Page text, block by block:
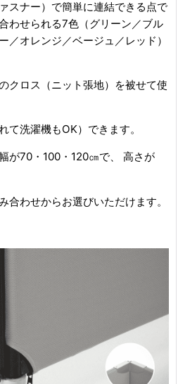
スナー）で簡単に連結できる点で
わせられる7色（グリーン／ブル
／オレンジ／ベージュ／レッド）
クロス（ニット張地）を被せて使
て洗濯機もOK）できます。
が70・100・120㎝で、 高さが
合わせからお選びいただけます。